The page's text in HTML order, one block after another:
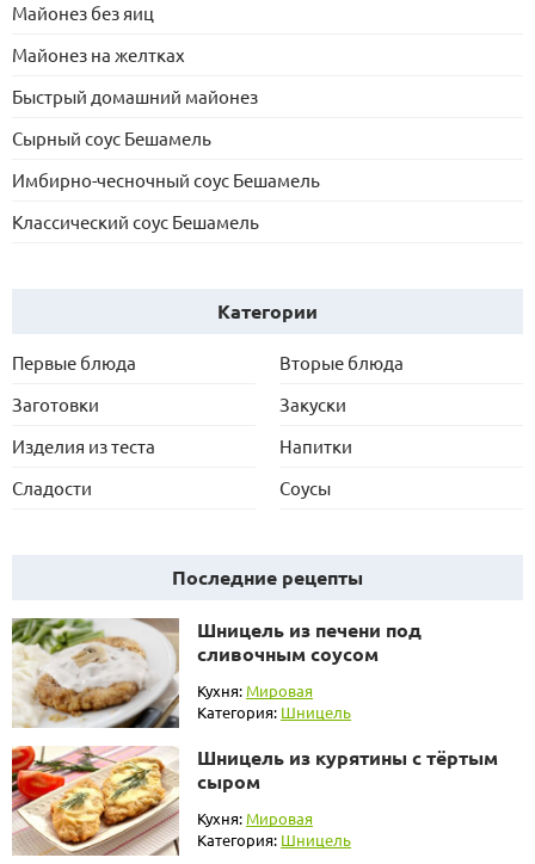
Майонез без яиц
Майонез на желтках
Быстрый домашний майонез
Сырный соус Бешамель
Имбирно-чесночный соус Бешамель
Классический соус Бешамель
Категории
Первые блюда
Вторые блюда
Заготовки
Закуски
Изделия из теста
Напитки
Сладости
Соусы
Последние рецепты
Шницель из печени под
сливочным соусом
Кухня: Мировая
Категория: Шницель
Шницель из курятины с тёртым
сыром
Кухня: Мировая
Категория: Шницель